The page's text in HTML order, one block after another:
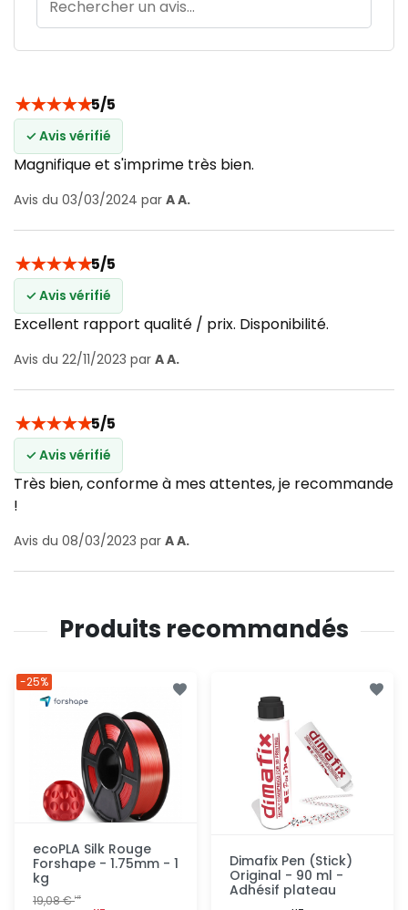
★★★★★5/5
✓ Avis vérifié
Magnifique et s'imprime très bien.
Avis du 03/03/2024 par A A.
★★★★★5/5
✓ Avis vérifié
Excellent rapport qualité / prix. Disponibilité.
Avis du 22/11/2023 par A A.
★★★★★5/5
✓ Avis vérifié
Très bien, conforme à mes attentes, je recommande
!
Avis du 08/03/2023 par A A.
Produits recommandés
ecoPLA Silk Rouge
Forshape - 1.75mm - 1
kg
19,08 €HT
-25%
Dimafix Pen (Stick)
Original - 90 ml -
Adhésif plateau